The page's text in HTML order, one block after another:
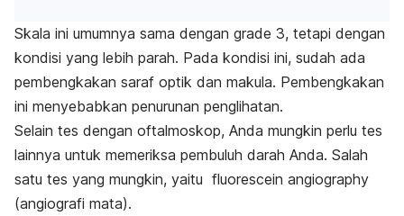
Skala ini umumnya sama dengan grade 3, tetapi dengan
kondisi yang lebih parah. Pada kondisi ini, sudah ada
pembengkakan saraf optik dan makula. Pembengkakan
ini menyebabkan penurunan penglihatan.
Selain tes dengan oftalmoskop, Anda mungkin perlu tes
lainnya untuk memeriksa pembuluh darah Anda. Salah
satu tes yang mungkin, yaitu fluorescein angiography
(angiografi mata).